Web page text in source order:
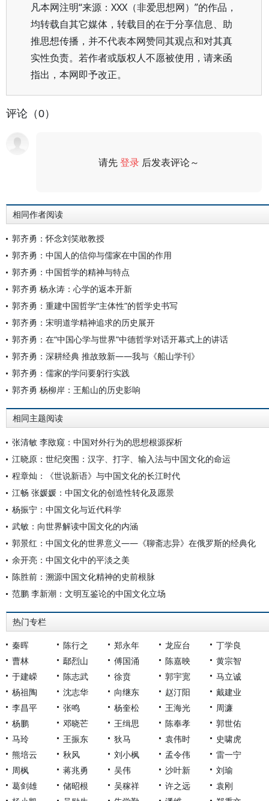
凡本网注明“来源：XXX（非爱思想网）”的作品，
均转载自其它媒体，转载目的在于分享信息、助
推思想传播，并不代表本网赞同其观点和对其真
实性负责。若作者或版权人不愿被使用，请来函
指出，本网即予改正。
评论（0）
请先登录 后发表评论～
相同作者阅读
郭齐勇：怀念刘笑敢教授
郭齐勇：中国人的信仰与儒家在中国的作用
郭齐勇：中国哲学的精神与特点
郭齐勇 杨永涛：心学的返本开新
郭齐勇：重建中国哲学“主体性”的哲学史书写
郭齐勇：宋明道学精神追求的历史展开
郭齐勇：在“中国心学与世界”中德哲学对话开幕式上的讲话
郭齐勇：深耕经典 推故致新——我与《船山学刊》
郭齐勇：儒家的学问要躬行实践
郭齐勇 杨柳岸：王船山的历史影响
相同主题阅读
张清敏 李敃窥：中国对外行为的思想根源探析
江晓原：世纪突围：汉字、打字、输入法与中国文化的命运
程章灿：《世说新语》与中国文化的长江时代
江畅 张媛媛：中国文化的创造性转化及愿景
杨振宁：中国文化与近代科学
武敏：向世界解读中国文化的内涵
郭景红：中国文化的世界意义——《聊斋志异》在俄罗斯的经典化
余开亮：中国文化中的平淡之美
陈胜前：溯源中国文化精神的史前根脉
范鹏 李新潮：文明互鉴论的中国文化立场
热门专栏
秦晖 陈行之 郑永年 龙应台
丁学良
曹林
鄢烈山 傅国涌 陈嘉映
黄宗智
于建嵘
陈志武 徐贲 郭宇宽
马立诚
杨祖陶
沈志华 向继东 赵汀阳
戴建业
李昌平
张鸣 杨奎松 王海光
周濂
杨鹏
邓晓芒 王缉思 陈奉孝
郭世佑
马玲
王振东 狄马 袁伟时
史啸虎
熊培云
秋风 刘小枫 孟令伟
雷一宁
周枫
蒋兆勇 吴伟 沙叶新
刘瑜
葛剑雄
储昭根 吴稼祥 许之远
袁刚